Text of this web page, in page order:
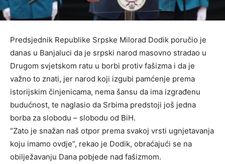
Predsjednik Republike Srpske Milorad Dodik poručio je
danas u Banjaluci da je srpski narod masovno stradao u
Drugom svjetskom ratu u borbi protiv fašizma i da je
važno to znati, jer narod koji izgubi pamćenje prema
istorijskim činjenicama, nema šansu da ima izgrađenu
budućnost, te naglasio da Srbima predstoji još jedna
borba za slobodu – slobodu od BiH.
“Zato je snažan naš otpor prema svakoj vrsti ugnjetavanja
koju imamo ovdje”, rekao je Dodik, obraćajući se na
obilježavanju Dana pobjede nad fašizmom.